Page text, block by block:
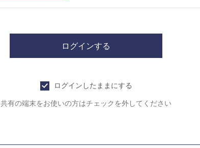
ログインしたままにする
共有の端末をお使いの方はチェックを外してください